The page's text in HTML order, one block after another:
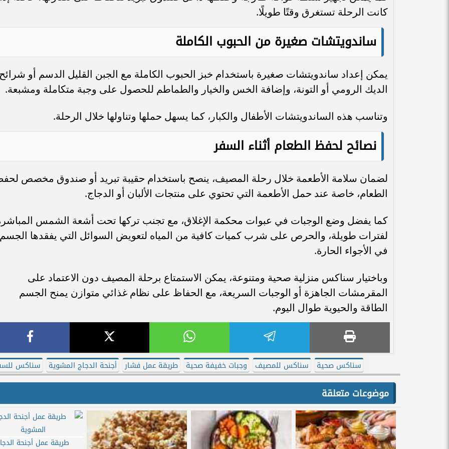
كانت الرحلة تستغرق وقتًا طويلًا.
ساندويتشات صغيرة من الحبوب الكاملة
يمكن إعداد ساندويتشات صغيرة باستخدام خبز الحبوب الكاملة مع الجبن القليل الدسم أو
الديك الرومي أو التونة، وإضافة الخس والخيار والطماطم للحصول على وجبة متكاملة ومشبعة.
وتناسب هذه الساندويتشات الأطفال والكبار، كما يسهل حملها وتناولها خلال الرحلة.
نصائح لحفظ الطعام أثناء السفر
لضمان سلامة الأطعمة خلال رحلة المصيف، ينصح باستخدام حقيبة تبريد أو صندوق مخصص
الطعام، خاصة عند حمل الأطعمة التي تحتوي على منتجات الألبان أو الدجاج.
كما يفضل وضع الوجبات في عبوات محكمة الإغلاق، مع تجنب تركها تحت أشعة الشمس
لفترات طويلة، والحرص على شرب كميات كافية من المياه لتعويض السوائل التي يفقدها الجسم
في الأجواء الحارة.
وباختيار سناكس منزلية صحية ومتنوعة، يمكن الاستمتاع برحلة المصيف دون الاعتماد على
المقرمشات الجاهزة أو الوجبات السريعة، مع الحفاظ على نظام غذائي متوازن يمنح الجسم
الطاقة والحيوية طوال اليوم.
سناكس صحية سناكس للمصيف وجبات خفيفة صحية طريقة عمل فشار أجنحة الدجاج المشوية سناكس
موضوعات متعلقة
طريقة عمل أجنحة